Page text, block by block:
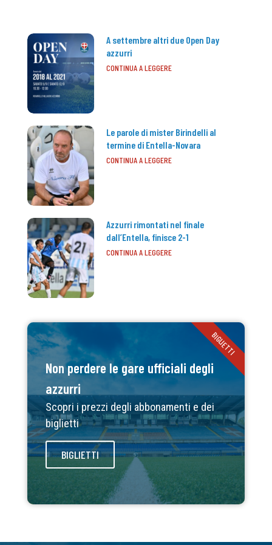
A settembre altri due Open Day
azzurri
CONTINUA A LEGGERE
Le parole di mister Birindelli al
termine di Entella-Novara
CONTINUA A LEGGERE
Azzurri rimontati nel finale
dall’Entella, finisce 2-1
CONTINUA A LEGGERE
Non perdere le gare ufficiali degli
azzurri
Scopri i prezzi degli abbonamenti e dei
biglietti
BIGLIETTI
BIGLIETTI